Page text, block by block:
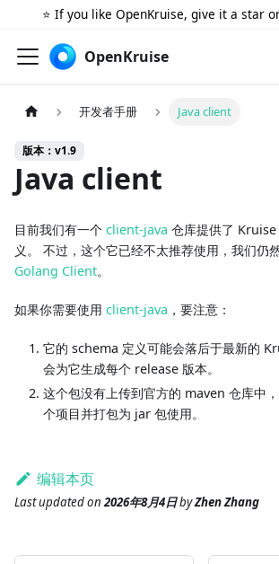
⭐️ If you like OpenKruise, give it a star
OpenKruise
开发者手册 Java client
版本：v1.9
Java client
目前我们有一个 client-java 仓库提供了
义。 不过，这个它已经不太推荐使用，我们仍
Golang Client。
如果你需要使用 client-java ，要注意：
它的 schema 定义可能会落后于最新的
会为它生成每个 release 版本。
这个包没有上传到官方的 maven 仓库中
个项目并打包为 jar 包使用。
编辑本页
Last updatedon2026年8月4日byZhen Zhang